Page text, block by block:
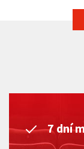
7 dní